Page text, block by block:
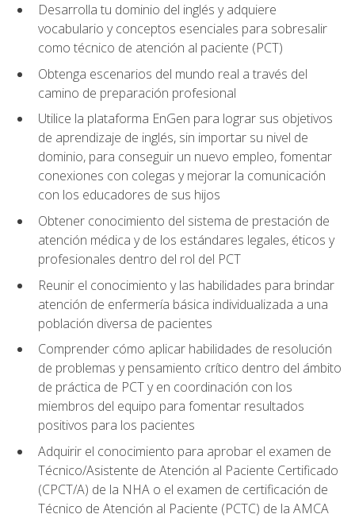
Desarrolla tu dominio del inglés y adquiere
vocabulario y conceptos esenciales para sobresalir
como técnico de atención al paciente (PCT)
Obtenga escenarios del mundo real a través del
camino de preparación profesional
Utilice la plataforma EnGen para lograr sus objetivos
de aprendizaje de inglés, sin importar su nivel de
dominio, para conseguir un nuevo empleo, fomentar
conexiones con colegas y mejorar la comunicación
con los educadores de sus hijos
Obtener conocimiento del sistema de prestación de
atención médica y de los estándares legales, éticos y
profesionales dentro del rol del PCT
Reunir el conocimiento y las habilidades para brindar
atención de enfermería básica individualizada a una
población diversa de pacientes
Comprender cómo aplicar habilidades de resolución
de problemas y pensamiento crítico dentro del ámbito
de práctica de PCT y en coordinación con los
miembros del equipo para fomentar resultados
positivos para los pacientes
Adquirir el conocimiento para aprobar el examen de
Técnico/Asistente de Atención al Paciente Certificado
(CPCT/A) de la NHA o el examen de certificación de
Técnico de Atención al Paciente (PCTC) de la AMCA